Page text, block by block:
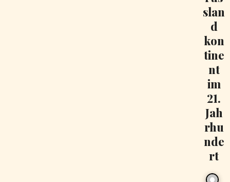
slan
d
kon
tine
nt
im
21.
Jah
rhu
nde
rt